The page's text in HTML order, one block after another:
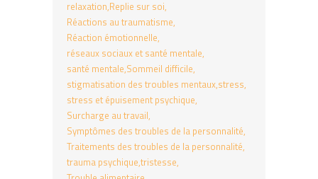
relaxation Replie sur soi
Réactions au traumatisme
Réaction émotionnelle
réseaux sociaux et santé mentale
santé mentale Sommeil difficile
stigmatisation des troubles mentaux stress
stress et épuisement psychique
Surcharge au travail
Symptômes des troubles de la personnalité
Traitements des troubles de la personnalité
trauma psychique tristesse